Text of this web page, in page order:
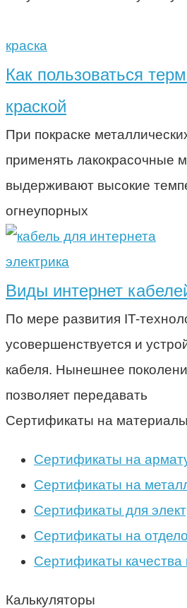
краска
Как пользоваться
краской
При покраске
применять лакокрасочные
выдерживают высокие
огнеупорных
электрика
Виды интернет
По мере развития IT-
усовершенствуется и
кабеля. Нынешнее
позволяет передавать
Сертификаты на материалы
Сертификаты на
Сертификаты на
Сертификаты для
Сертификаты на
Сертификаты качества
Калькуляторы